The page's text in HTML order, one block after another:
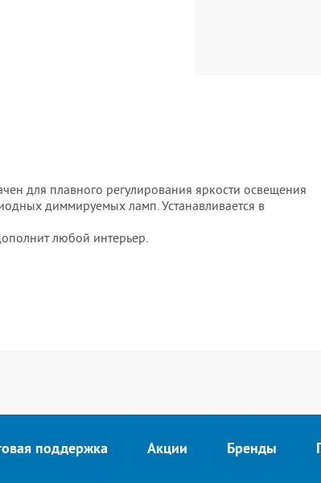
для плавного регулирования яркости освещения
диммируемых ламп. Устанавливается в
любой интерьер.
поддержка Акции Бренды